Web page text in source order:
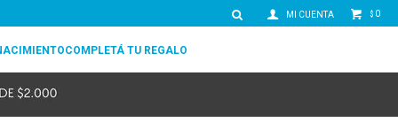
COMPLETÁ TU REGALO
$ 0